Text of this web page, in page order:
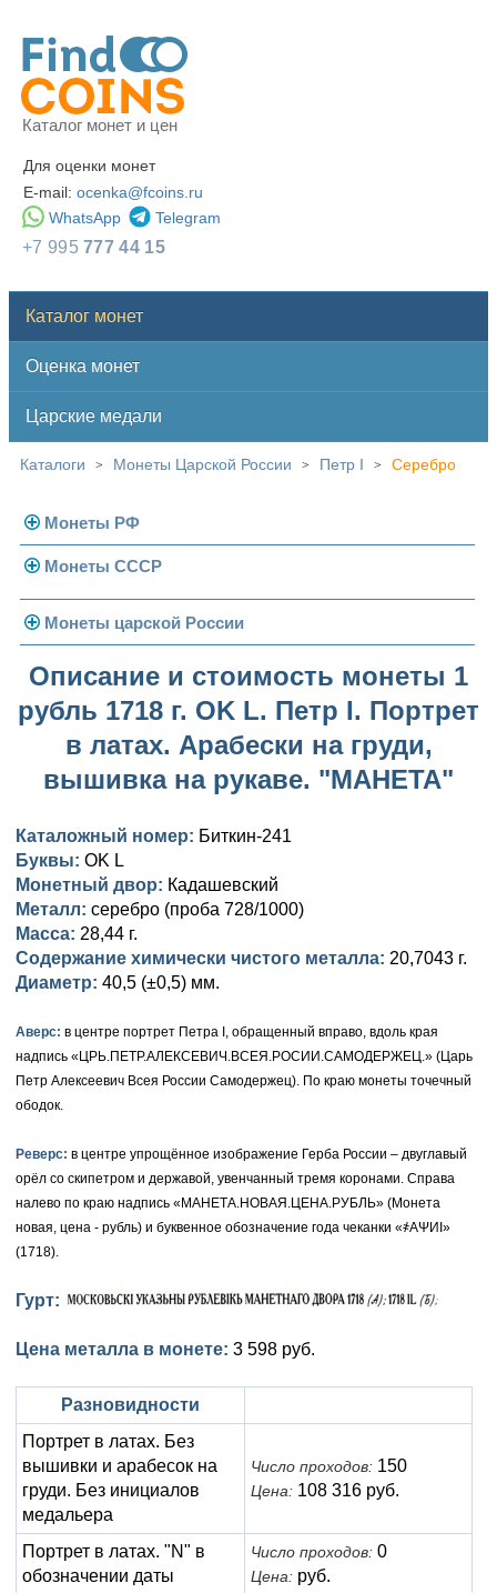
Каталог монет и цен
Для оценки монет
E-mail: ocenka@fcoins.ru
WhatsApp
Telegram
+7 995777 44 15
Каталог монет
Оценка монет
Царские медали
Каталоги > Монеты Царской России > Петр I > Серебро
Монеты РФ
Современная Россия
Монеты 1991-1993 гг.
Монеты СССР
Погодовка СССР
Монеты 1958 года
Золотые червонцы
Памятные и юбилейные
Монеты царской России
Николай II (1894-1917)
Золото
Серебро
Германская оккупация
Для Финляндии
Памятные и донативные
Александр III (1881-1894)
Золото
Для Финляндии
Памятные и донативные
Александр II (1855-1881)
Серебро
Медь
Для Финляндии
Памятные и донативные
Платина, золото
Серебро
Медь
Для Грузии
Русско-Польские
Для Польши
Александр I (1801-1825)
Золото
Серебро
Медь
Для Грузии
Для Польши
Павел I (1796-1801)
Золото
Серебро
Медь
Екатерина II (1762-1796)
Золото
Серебро
Медь
Для Молдавии и Валахии
Таврические монеты
Петр III (1762)
Елизавета I (1741-1762)
Золото
Для Пруссии
Ливонезы
Альбертусталер
Иоанн Антонович (1740-1741)
Екатерина I (1725-1727)
Петр I (1682-1725)
Золото
Серебро
Медь
Для Речи Посполитой
Описание и стоимость монеты 1
рубль 1718 г. OK L. Петр I. Портрет
в латах. Арабески на груди,
вышивка на рукаве. "МАНЕТА"
Каталожный номер: Биткин-241
Буквы: OK L
Монетный двор: Кадашевский
Металл: серебро (проба 728/1000)
Масса: 28,44 г.
Содержание химически чистого металла: 20,7043 г.
Диаметр: 40,5 (±0,5) мм.
Аверс: в центре портрет Петра I, обращенный вправо, вдоль края
надпись «ЦРЬ.ПЕТР.АЛЕКСЕВИЧ.ВСЕЯ.РОСИИ.САМОДЕРЖЕЦ.» (Царь
Петр Алексеевич Всея России Самодержец). По краю монеты точечный
ободок.
Реверс: в центре упрощённое изображение Герба России – двуглавый
орёл со скипетром и державой, увенчанный тремя коронами. Справа
налево по краю надпись «МАНЕТА.НОВАЯ.ЦЕНА.РУБЛЬ» (Монета
новая, цена - рубль) и буквенное обозначение года чеканки «҂АΨИI»
(1718).
Гурт:
Цена металла в монете: 3 598 руб.
Разновидности
Портрет в латах. Без
вышивки и арабесок на
груди. Без инициалов
медальера
Число проходов: 150
Цена: 108 316 руб.
Портрет в латах. "N" в
обозначении даты
Число проходов: 0
Цена: руб.